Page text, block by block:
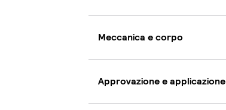
Meccanica e corpo
Approvazione e applicazione